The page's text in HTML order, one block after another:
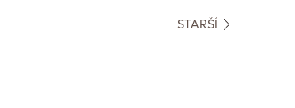
STARŠÍ